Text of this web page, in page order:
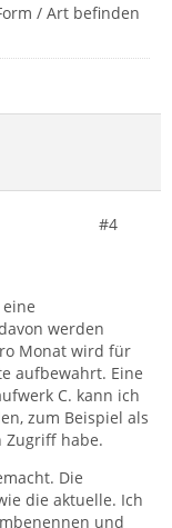
/ Art befinden
#4
werden
Monat wird für
aufbewahrt. Eine
C. kann ich
zum Beispiel als
Zugriff habe.
Die
die aktuelle. Ich
und